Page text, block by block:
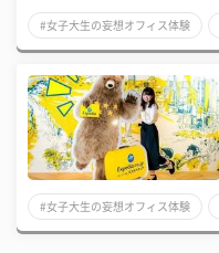
#女子大生の妄想オフィス体験
#女子大生の妄想オフィス体験